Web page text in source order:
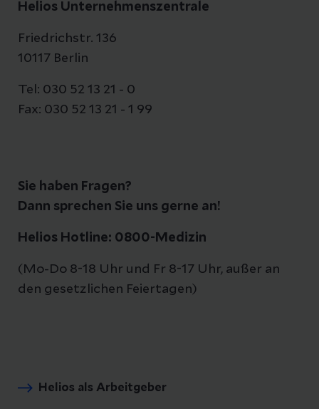
Helios Unternehmenszentrale
Friedrichstr. 136
10117 Berlin
Tel: 030 52 13 21 - 0
Fax: 030 52 13 21 - 1 99
Sie haben Fragen?
Dann sprechen Sie uns gerne an!
Helios Hotline: 0800-Medizin
(Mo-Do 8-18 Uhr und Fr 8-17 Uhr, außer an
den gesetzlichen Feiertagen)
Helios als Arbeitgeber